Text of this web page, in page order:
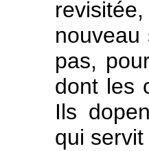
nouveau
pas,
dont les
Ils
qui